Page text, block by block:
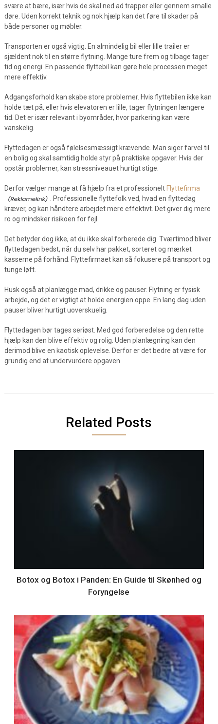
svære at bære, især hvis de skal ned ad trapper eller gennem smalle
døre. Uden korrekt teknik og nok hjælp kan det føre til skader på
både personer og møbler.
Transporten er også vigtig. En almindelig bil eller lille trailer er
sjældent nok til en større flytning. Mange ture frem og tilbage tager
tid og energi. En passende flyttebil kan gøre hele processen meget
mere effektiv.
Adgangsforhold kan skabe store problemer. Hvis flyttebilen ikke kan
holde tæt på, eller hvis elevatoren er lille, tager flytningen længere
tid. Det er især relevant i byområder, hvor parkering kan være
vanskelig.
Flyttedagen er også følelsesmæssigt krævende. Man siger farvel til
en bolig og skal samtidig holde styr på praktiske opgaver. Hvis der
opstår problemer, kan stressniveauet hurtigt stige.
Derfor vælger mange at få hjælp fra et professionelt Flyttefirma
. Professionelle flyttefolk ved, hvad en flyttedag
kræver, og kan håndtere arbejdet mere effektivt. Det giver dig mere
ro og mindsker risikoen for fejl.
Det betyder dog ikke, at du ikke skal forberede dig. Tværtimod bliver
flyttedagen bedst, når du selv har pakket, sorteret og mærket
kasserne på forhånd. Flyttefirmaet kan så fokusere på transport og
tunge løft.
Husk også at planlægge mad, drikke og pauser. Flytning er fysisk
arbejde, og det er vigtigt at holde energien oppe. En lang dag uden
pauser bliver hurtigt uoverskuelig.
Flyttedagen bør tages seriøst. Med god forberedelse og den rette
hjælp kan den blive effektiv og rolig. Uden planlægning kan den
derimod blive en kaotisk oplevelse. Derfor er det bedre at være for
grundig end at undervurdere opgaven.
Related Posts
Botox og Botox i Panden: En Guide til Skønhed og
Foryngelse